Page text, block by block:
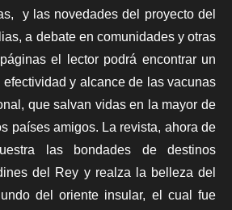
y las novedades del proyecto del
a debate en comunidades y otras
el lector podrá encontrar un
y alcance de las vacunas
que salvan vidas en la mayor de
países amigos. La revista, ahora de
las bondades de destinos
del Rey y realza la belleza del
del oriente insular, el cual fue